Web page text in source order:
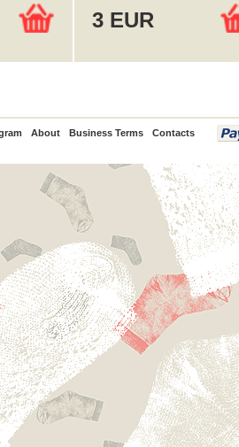
3 EUR
About Business Terms Contacts
PayPal